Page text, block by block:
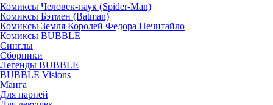
Комиксы Человек-паук (Spider-Man)
Комиксы Бэтмен (Batman)
Комиксы Земля Королей Федора Нечитайло
Комиксы BUBBLE
Синглы
Сборники
Легенды BUBBLE
BUBBLE Visions
Манга
Для парней